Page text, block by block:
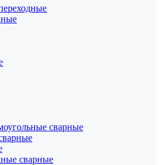
сварные
сварные